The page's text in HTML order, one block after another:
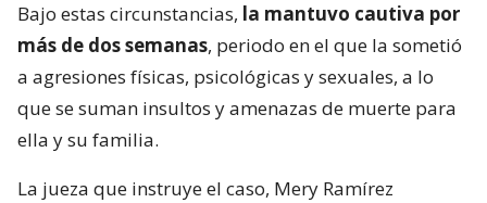
Bajo estas circunstancias, la mantuvo cautiva por
más de dos semanas, periodo en el que la sometió
a agresiones físicas, psicológicas y sexuales, a lo
que se suman insultos y amenazas de muerte para
ella y su familia.
La jueza que instruye el caso, Mery Ramírez